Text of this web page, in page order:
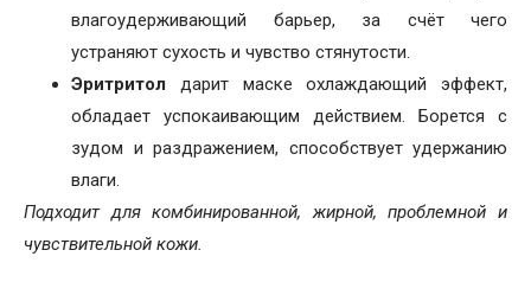
влагоудерживающий барьер, за счёт чего
устраняют сухость и чувство стянутости.
Эритритол дарит маске охлаждающий эффект,
обладает успокаивающим действием. Борется с
зудом и раздражением, способствует удержанию
влаги.
Подходит для комбинированной, жирной, проблемной и
чувствительной кожи.